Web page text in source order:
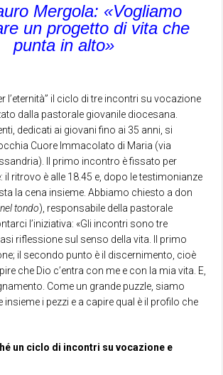
Mergola: «Vogliamo
un progetto di vita che
punta in alto»
l’eternità” il ciclo di tre incontri su vocazione
dalla pastorale giovanile diocesana.
dedicati ai giovani fino ai 35 anni, si
Cuore Immacolato di Maria (via
Il primo incontro è fissato per
il ritrovo è alle 18.45 e, dopo le testimonianze
la cena insieme. Abbiamo chiesto a don
nel tondo), responsabile della pastorale
l’iniziativa: «Gli incontri sono tre
riflessione sul senso della vita. Il primo
il secondo punto è il discernimento, cioè
che Dio c’entra con me e con la mia vita. E,
Come un grande puzzle, siamo
insieme i pezzi e a capire qual è il profilo che
un ciclo di incontri su vocazione e